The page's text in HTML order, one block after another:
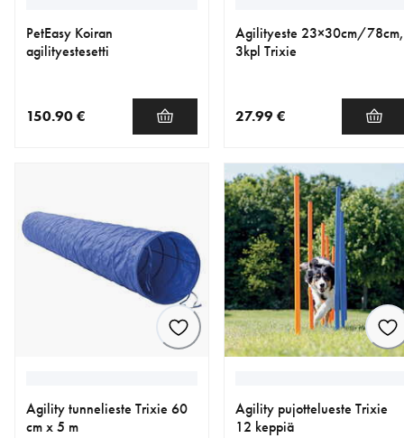
PetEasy Koiran
agilityestesetti
150.90 €
Agilityeste 23×30cm/78cm,
3kpl Trixie
27.99 €
Agility tunnelieste Trixie 60
cm x 5 m
Agility pujottelueste Trixie
12 keppiä